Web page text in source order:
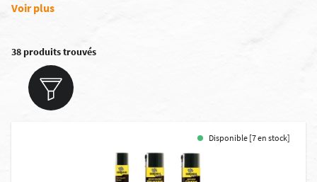
Voir plus
38 produits trouvés
Disponible [7 en stock]